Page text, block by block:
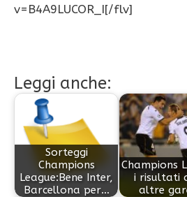
v=B4A9LUCOR_I[/flv]
Leggi anche:
Sorteggi
Champions
League:Bene Inter,
Barcellona per…
Champions
i risultati
altre